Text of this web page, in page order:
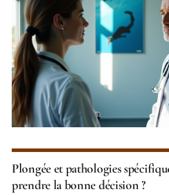
Plongée et pathologies
prendre la bonne décision ?